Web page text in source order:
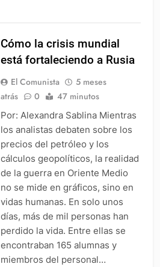
Cómo la crisis mundial
está fortaleciendo a Rusia
El Comunista
5 meses
atrás
0 47 minutos
Por: Alexandra Sablina Mientras
los analistas debaten sobre los
precios del petróleo y los
cálculos geopolíticos, la realidad
de la guerra en Oriente Medio
no se mide en gráficos, sino en
vidas humanas. En solo unos
días, más de mil personas han
perdido la vida. Entre ellas se
encontraban 165 alumnas y
miembros del personal…